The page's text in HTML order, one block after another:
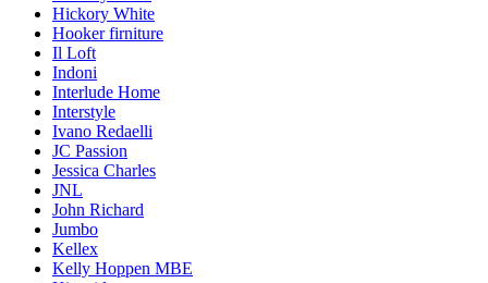
Hickory White
Hooker firniture
Il Loft
Indoni
Interlude Home
Interstyle
Ivano Redaelli
JC Passion
Jessica Charles
JNL
John Richard
Jumbo
Kellex
Kelly Hoppen MBE